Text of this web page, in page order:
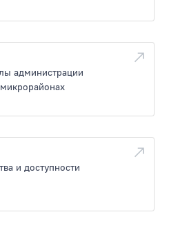
администрации
и доступности